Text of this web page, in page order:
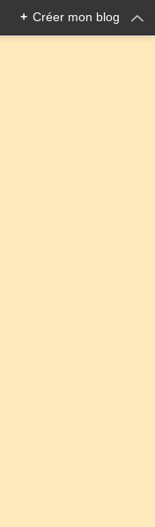
+ Créer mon blog